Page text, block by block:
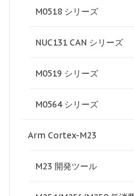
M0518 シリーズ
NUC131 CAN シリーズ
M0519 シリーズ
M0564 シリーズ
Arm Cortex-M23
M23 開発ツール